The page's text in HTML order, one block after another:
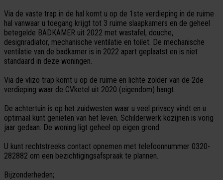
Via de vaste trap in de hal komt u op de 1ste verdieping in de ruime
hal vanwaar u toegang krijgt tot 3 ruime slaapkamers en de geheel
betegelde BADKAMER uit 2022 met wastafel, douche,
designradiator, mechanische ventilatie en toilet. De mechanische
ventilatie van de badkamer is in 2022 apart geplaatst en is niet
standaard in deze woningen.
Via de vlizo trap komt u op de ruime en lichte zolder van de 2de
verdieping waar de CVketel uit 2020 (eigendom) hangt.
De achtertuin is op het zuidwesten waar u veel privacy vindt en u
optimaal kunt genieten van het leven. Schilderwerk kozijnen is vorig
jaar gedaan. De woning ligt geheel op eigen grond.
U kunt rechtstreeks contact opnemen met telefoonnummer 0320-
282882 om een bezichtigingsafspraak te plannen.
Bijzonderheden;